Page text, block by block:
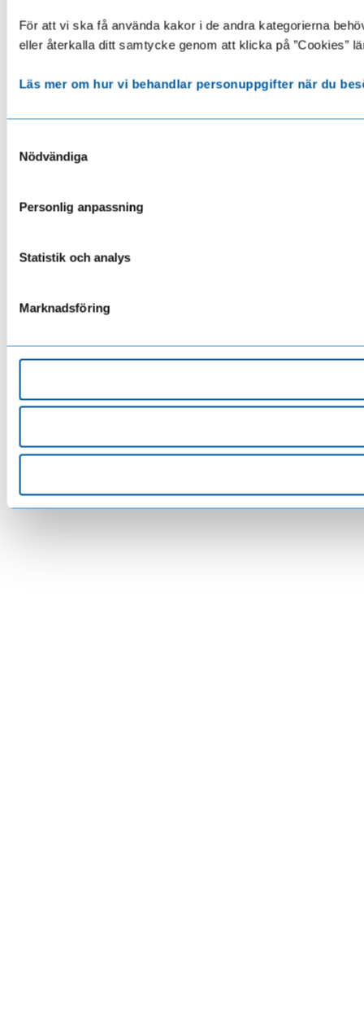
För att vi ska få använda kakor i de andra kategorierna
eller återkalla ditt samtycke genom att klicka på ”Cookies”
Läs mer om hur vi behandlar personuppgifter när du
Nödvändiga
Personlig anpassning
Statistik och analys
Marknadsföring